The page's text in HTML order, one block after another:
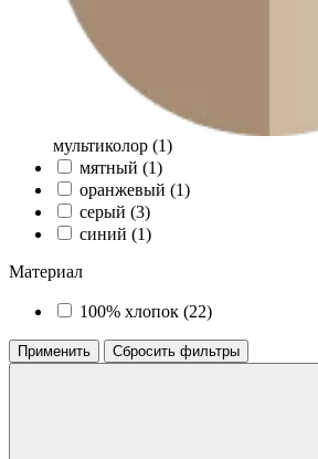
мультиколор (1)
мятный (1)
оранжевый (1)
серый (3)
синий (1)
Материал
100% хлопок (22)
Применить Сбросить фильтры